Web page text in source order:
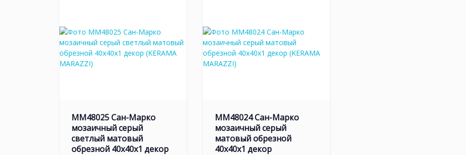
MM48025 Сан-Марко
мозаичный серый
светлый матовый
обрезной 40x40x1 декор
MM48024 Сан-Марко
мозаичный серый
матовый обрезной
40x40x1 декор